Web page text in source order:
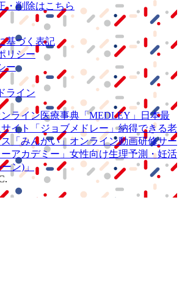
・削除はこちら
基づく表記
リシー
ー
ライン
ンライン医療事典 「MEDLEY」
日本最
イト 「ジョブメドレー」納得できる老
「みんかい」 オンライン動画研修サー
アカデミー」 女性向け生理予測・妊活
ン)」